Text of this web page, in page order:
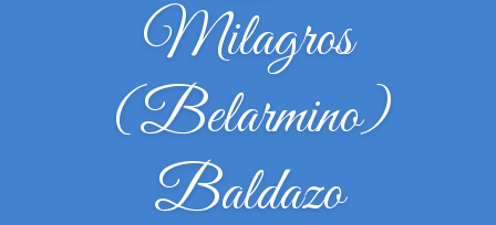
Milagros
(Belarmino)
Baldazo